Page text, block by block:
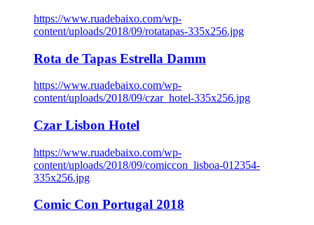
https://www.ruadebaixo.com/wp-
content/uploads/2018/09/rotatapas-335x256.jpg
Rota de Tapas Estrella Damm
https://www.ruadebaixo.com/wp-
content/uploads/2018/09/czar_hotel-335x256.jpg
Czar Lisbon Hotel
https://www.ruadebaixo.com/wp-
content/uploads/2018/09/comiccon_lisboa-012354-
335x256.jpg
Comic Con Portugal 2018